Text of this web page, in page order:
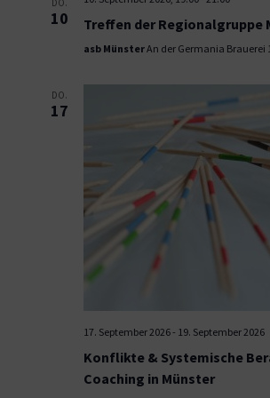
DO.
10 Treffen der Regionalgruppe
asb MünsterAn der Germania Brauerei
DO.
17
17. September 2026- 19. September 2026
Konflikte & Systemische
Coaching in Münster